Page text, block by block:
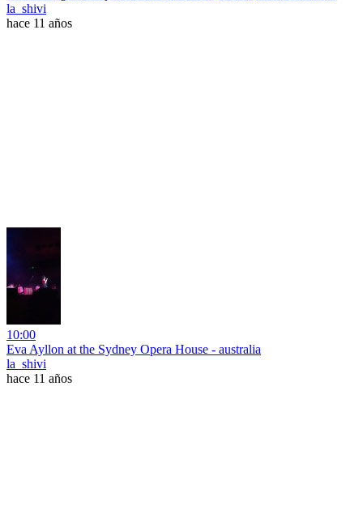
la_shivi
hace 11 años
10:00
Eva Ayllon at the Sydney Opera House - australia
la_shivi
hace 11 años